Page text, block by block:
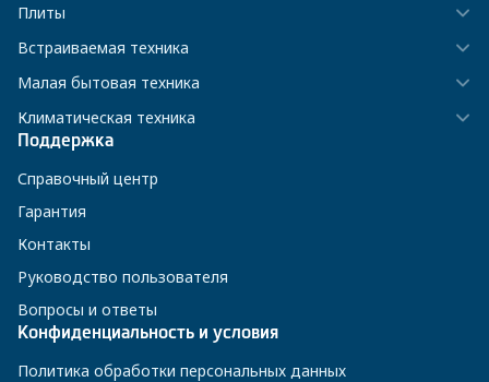
Плиты
Встраиваемая техника
Малая бытовая техника
Климатическая техника
Поддержка
Справочный центр
Гарантия
Контакты
Руководство пользователя
Вопросы и ответы
Конфиденциальность и условия
Политика обработки персональных данных